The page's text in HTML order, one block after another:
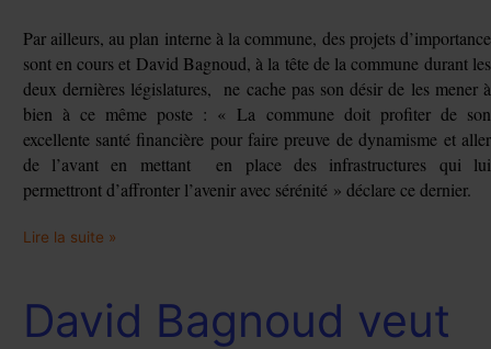
Par ailleurs, au plan interne à la commune, des projets d’importance
sont en cours et David Bagnoud, à la tête de la commune durant les
deux dernières législatures, ne cache pas son désir de les mener à
bien à ce même poste : « La commune doit profiter de son
excellente santé financière pour faire preuve de dynamisme et aller
de l’avant en mettant en place des infrastructures qui lui
permettront d’affronter l’avenir avec sérénité » déclare ce dernier.
Lire la suite »
David Bagnoud veut
David
Bagnoud